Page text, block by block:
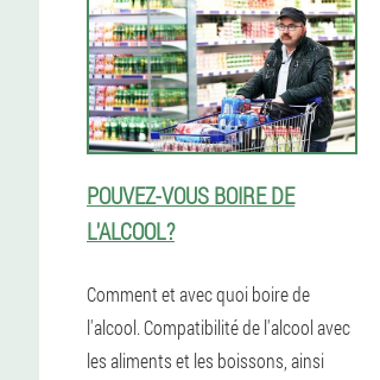
POUVEZ-VOUS BOIRE DE
L'ALCOOL?
Comment et avec quoi boire de
l'alcool. Compatibilité de l'alcool avec
les aliments et les boissons, ainsi